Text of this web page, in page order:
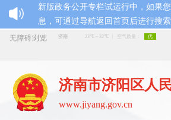
新版政务公开专栏试运行中，如果
息，可通过导航返回首页后进行搜索
无障碍浏览
济南市济阳区人
www.jiyang.gov.cn